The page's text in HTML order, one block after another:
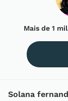
Mais de 1
Solana